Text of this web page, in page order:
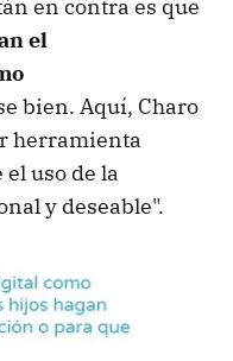
en contra es que
el
bien. Aquí, Charo
herramienta
uso de la
y deseable".